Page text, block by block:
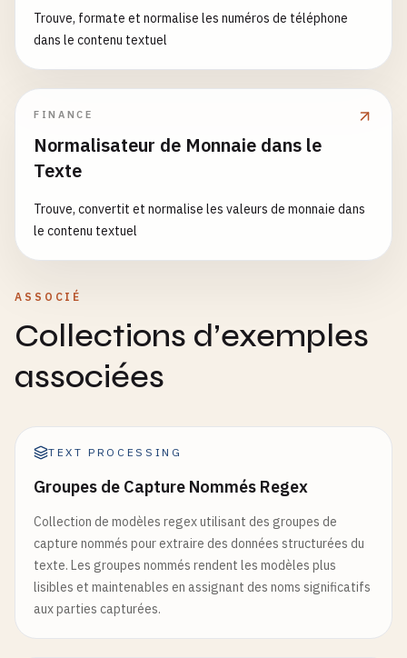
Trouve, formate et normalise les numéros de téléphone
dans le contenu textuel
FINANCE
Normalisateur de Monnaie dans le
Texte
Trouve, convertit et normalise les valeurs de monnaie dans
le contenu textuel
ASSOCIÉ
Collections d’exemples
associées
TEXT PROCESSING
Groupes de Capture Nommés Regex
Collection de modèles regex utilisant des groupes de
capture nommés pour extraire des données structurées du
texte. Les groupes nommés rendent les modèles plus
lisibles et maintenables en assignant des noms significatifs
aux parties capturées.